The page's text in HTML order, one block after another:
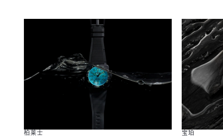
柏莱士 宝珀